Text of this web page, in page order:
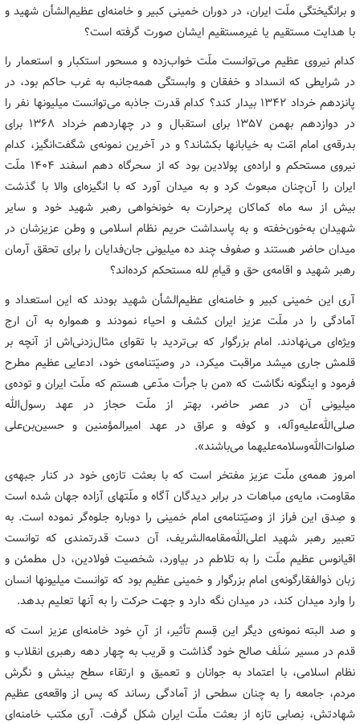
و برانگیختگی ملّت ایران، در دوران خمینی کبیر و خامنه‌ای عظیم‌الشأن شهید و
با هدایت مستقیم یا غیرمستقیم ایشان صورت گرفته است؟
کدام نیروی عظیم می‌توانست ملّت خواب‌زده و مسحور استکبار و استعمار را
در شرایطی که انسداد و خفقان و وابستگی همه‌جانبه به غرب حاکم بود، در
پانزدهم خرداد ۱۳۴۲ بیدار کند؟ کدام قدرت جاذبه می‌توانست میلیونها نفر را
در دوازدهم بهمن ۱۳۵۷ برای استقبال و در چهاردهم خرداد ۱۳۶۸ برای
بدرقه‌ی امام امّت به خیابانها بکشاند؟ و در آخرین نمونه‌ی شگفت‌انگیز، کدام
نیروی مستحکم و اراده‌ی پولادین بود که از سحرگاه دهم اسفند ۱۴۰۴ ملّت
ایران را آن‌چنان مبعوث کرد و به میدان آورد که با انگیزه‌ای والا با گذشت
بیش از سه ماه کماکان پرحرارت به خونخواهی رهبر شهید خود و سایر
شهیدان به‌خون‌خفته و به پاسداشت حریم نظام اسلامی و وطن عزیزشان در
میدان حاضر هستند و صفوف چند ده میلیونی جان‌فدایان را برای تحقق آرمان
رهبر شهید و اقامه‌ی حق و قیام‌ِ لله مستحکم کرده‌اند؟
آری این خمینی کبیر و خامنه‌ای عظیم‌الشأن شهید بودند که این استعداد و
آمادگی را در ملّت عزیز ایران کشف و احیاء نمودند و همواره به آن ارج
ویژه‌ای می‌نهادند. امام بزرگوار که بی‌تردید با تقوای مثال‌زدنی‌اش از آنچه بر
قلمش جاری میشد مراقبت میکرد، در وصیّتنامه‌ی خود، ادعایی عظیم مطرح
فرمود و اینگونه نگاشت که «من با جرأت مدّعی هستم که ملّت ایران و توده‌ی
میلیونی آن در عصر حاضر، بهتر از ملّت حجاز در عهد رسول‌الله
صلی‌الله‌علیه‌وآله، و کوفه و عراق در عهد امیرالمؤمنین و حسین‌بن‌علی
صلوات‌الله‌وسلامه‌علیهما می‌باشند».
امروز همه‌ی ملّت عزیز مفتخر است که با بعثت تازه‌ی خود در کنار جبهه‌ی
مقاومت، مایه‌ی مباهات در برابر دیدگان آگاه و ملّتهای آزاده جهان شده است
و صِدق این فراز از وصیّتنامه‌ی امام خمینی را دوباره جلوه‌گر نموده است. به
تعبیر رهبر شهید اعلی‌الله‌مقامه‌الشریف، آن دست قدرتمندی که توانست
اقیانوس عظیم ملّت را به تلاطم در بیاورد، شخصیت فولادین، دل مطمئن و
زبان ذوالفقارگونه‌ی امام بزرگوار و خمینی عظیم بود که توانست میلیونها انسان
را وارد میدان کند، در میدان نگه دارد و جهت حرکت را به آنها تعلیم بدهد.
و صد البته نمونه‌ی دیگر این قِسم تأثیر، از آنِ خود خامنه‌ای عزیز است که
قدم در مسیر سَلَف صالح خود گذاشت و قریب به چهار دهه رهبری انقلاب و
نظام اسلامی، با اعتماد به جوانان و تعمیق و ارتقاء سطح بینش و نگرش
مردم، جامعه را به چنان سطحی از آمادگی رساند که پس از واقعه‌ی عظیم
شهادتش، نِصابی تازه از بعثت ملّت ایران شکل گرفت. آری مکتب خامنه‌ای